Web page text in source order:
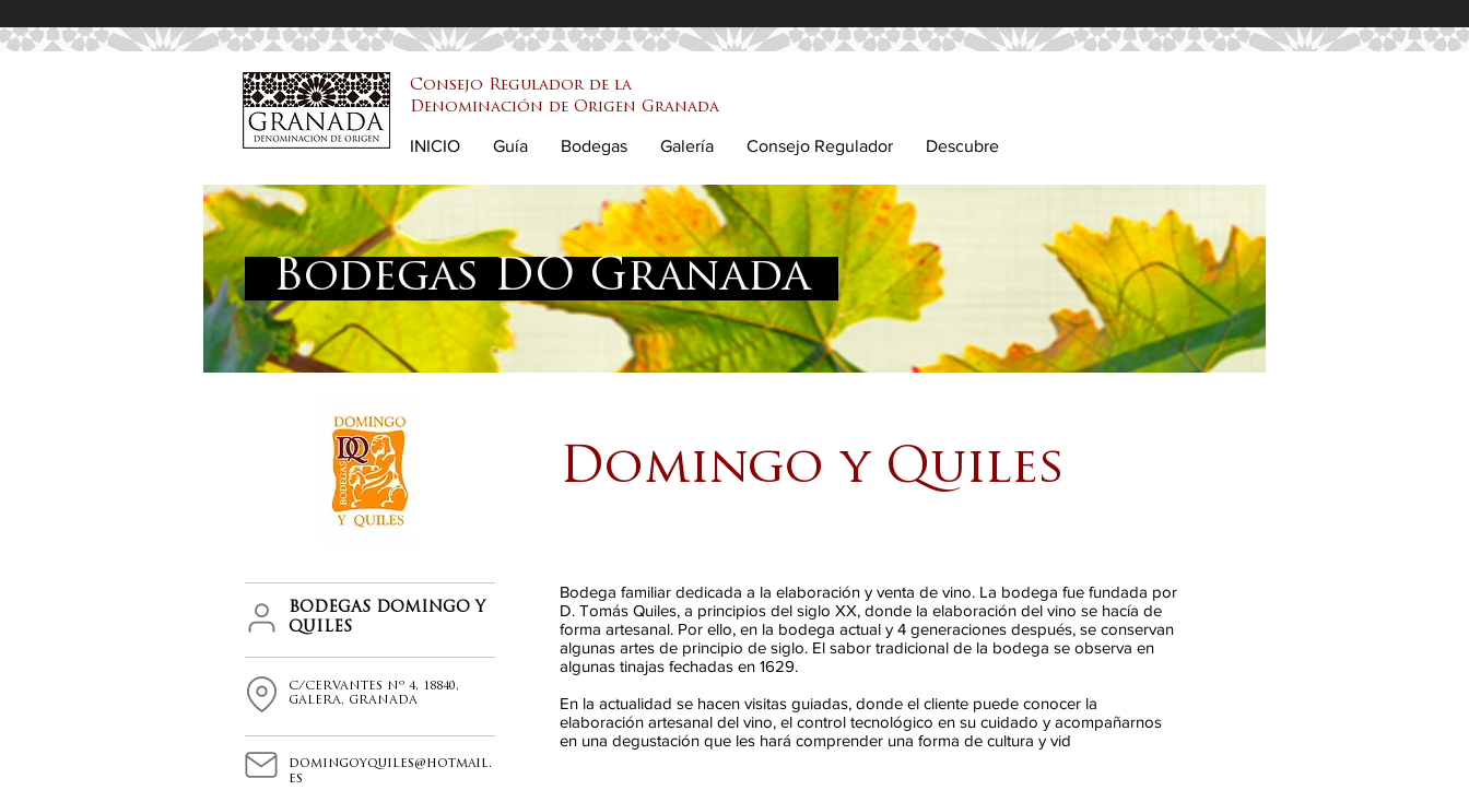
Consejo Regulador de la
Denominación de Origen Granada
INICIO Guía Bodegas Galería Consejo Regulador Descubre
Bodegas DO Granada
Domingo y Quiles
BODEGAS DOMINGO Y
QUILES
C/CERVANTES Nº 4, 18840,
GALERA, GRANADA
domingoyquiles@hotmail.
es
Bodega familiar dedicada a la elaboración y venta de vino. La bodega fue fundada por
D. Tomás Quiles, a principios del siglo XX, donde la elaboración del vino se hacía de
forma artesanal. Por ello, en la bodega actual y 4 generaciones después, se conservan
algunas artes de principio de siglo. El sabor tradicional de la bodega se observa en
algunas tinajas fechadas en 1629.
En la actualidad se hacen visitas guiadas, donde el cliente puede conocer la
elaboración artesanal del vino, el control tecnológico en su cuidado y acompañarnos
en una degustación que les hará comprender una forma de cultura y vid